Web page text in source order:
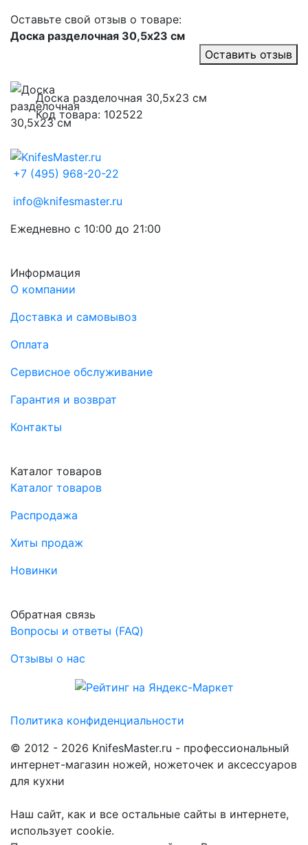
Оставьте свой отзыв о товаре:
Доска разделочная 30,5х23 см
Оставить отзыв
Доска разделочная 30,5х23 см
Код товара: 102522
+7 (495) 968-20-22
info@knifesmaster.ru
Ежедневно с 10:00 до 21:00
Информация
О компании
Доставка и самовывоз
Оплата
Сервисное обслуживание
Гарантия и возврат
Контакты
Каталог товаров
Каталог товаров
Распродажа
Хиты продаж
Новинки
Обратная связь
Вопросы и ответы (FAQ)
Отзывы о нас
Политика конфиденциальности
© 2012 - 2026 KnifesMaster.ru - профессиональный
интернет-магазин ножей, ножеточек и аксессуаров
для кухни
Наш сайт, как и все остальные сайты в интернете,
использует cookie.